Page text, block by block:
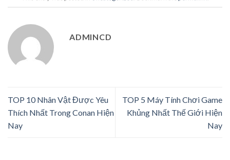
ADMINCD
TOP 10 Nhân Vật Được Yêu
Thích Nhất Trong Conan Hiện
Nay
TOP 5 Máy Tính Chơi Game
Khủng Nhất Thế Giới Hiện
Nay